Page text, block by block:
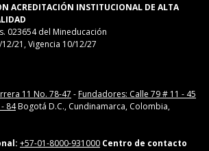
ACREDITACIÓN INSTITUCIONAL DE ALTA
023654del Mineducación
12/21, Vigencia 10/12/27
11 No. 78-47 -Fundadores: Calle 79 # 11 - 45
84Bogotá D.C., Cundinamarca, Colombia,
+57-01-8000-931000 Centro de contacto